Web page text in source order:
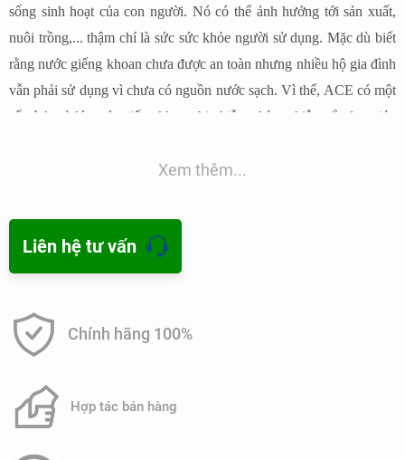
sống sinh hoạt của con người. Nó có thể ảnh hưởng tới sản xuất,
nuôi trồng,... thậm chí là sức sức khỏe người sử dụng. Mặc dù biết
rằng nước giếng khoan chưa được an toàn nhưng nhiều hộ gia đình
vẫn phải sử dụng vì chưa có nguồn nước sạch. Vì thế, ACE có một
số cách xử lý nước giếng khoan bị nhiễm phèn, nhiễm sắt đơn giản
quyết các vấn đề mà mình đang gặp phải.
Xem thêm...
Liên hệ tư vấn
Chính hãng 100%
Hợp tác bán hàng